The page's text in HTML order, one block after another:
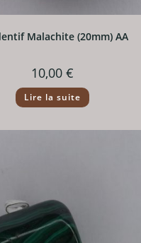
Malachite (20mm) AA
10,00 €
Lire la suite